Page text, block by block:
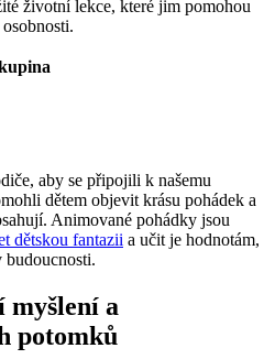
životní lekce,​ které jim pomohou
aby se připojili k našemu
dětem objevit ⁢krásu pohádek a
Animované pohádky jsou
dětskou fantazii a učit ⁢je hodnotám,
budoucnosti.
myšlení a
potomků